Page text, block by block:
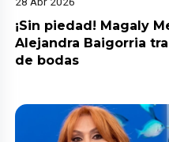
¡Sin piedad! Magaly
Alejandra Baigorria
de bodas